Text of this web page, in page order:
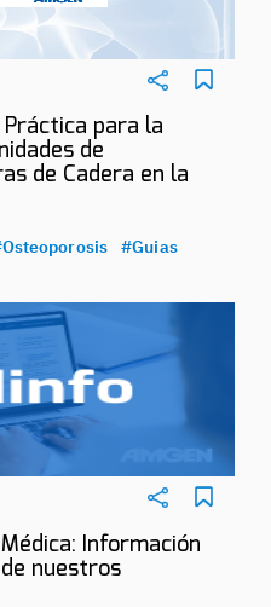
Práctica para la
de
de Cadera en la
#Guias
Información
nuestros